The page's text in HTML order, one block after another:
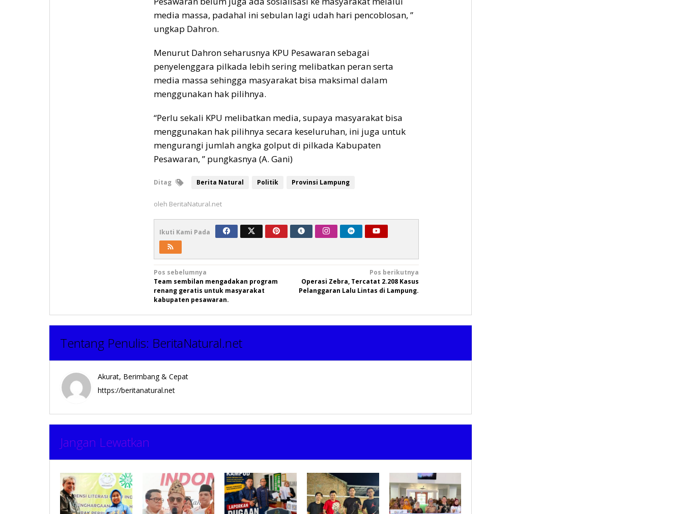
media massa, padahal ini sebulan lagi udah hari pencoblosan, ”
ungkap Dahron.
Menurut Dahron seharusnya KPU Pesawaran sebagai
penyelenggara pilkada lebih sering melibatkan peran serta
media massa sehingga masyarakat bisa maksimal dalam
menggunakan hak pilihnya.
“Perlu sekali KPU melibatkan media, supaya masyarakat bisa
menggunakan hak pilihnya secara keseluruhan, ini juga untuk
mengurangi jumlah angka golput di pilkada Kabupaten
Pesawaran, ” pungkasnya (A. Gani)
Ditag Berita Natural Politik Provinsi Lampung
oleh BeritaNatural.net
Ikuti Kami Pada
Navigasi
pos
Pos sebelumnya
Team sembilan mengadakan program
renang geratis untuk masyarakat
kabupaten pesawaran.
Pos berikutnya
Operasi Zebra, Tercatat 2.208 Kasus
Pelanggaran Lalu Lintas di Lampung.
Tentang Penulis: BeritaNatural.net
Akurat, Berimbang & Cepat
https://beritanatural.net
Jangan Lewatkan